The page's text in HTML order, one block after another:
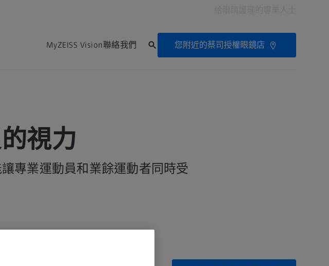
MyZEISS Vision聯絡我們 您附近的蔡司授權眼鏡店
視力
專業運動員和業餘運動者同時受